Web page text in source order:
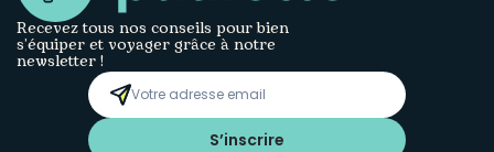
Recevez tous nos conseils pour bien
s’équiper et voyager grâce à notre
newsletter !
S’inscrire